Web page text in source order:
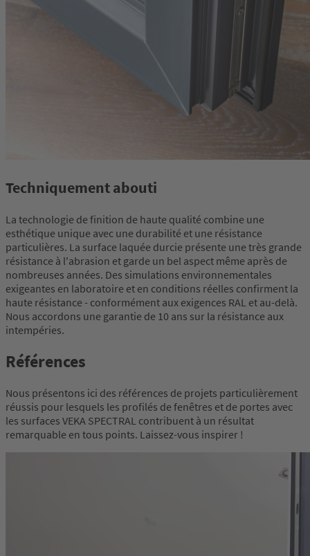
Techniquement abouti
La technologie de finition de haute qualité combine une
esthétique unique avec une durabilité et une résistance
particulières. La surface laquée durcie présente une très grande
résistance à l'abrasion et garde un bel aspect même après de
nombreuses années. Des simulations environnementales
exigeantes en laboratoire et en conditions réelles confirment la
haute résistance - conformément aux exigences RAL et au-delà.
Nous accordons une garantie de 10 ans sur la résistance aux
intempéries.
Références
Nous présentons ici des références de projets particulièrement
réussis pour lesquels les profilés de fenêtres et de portes avec
les surfaces VEKA SPECTRAL contribuent à un résultat
remarquable en tous points. Laissez-vous inspirer !